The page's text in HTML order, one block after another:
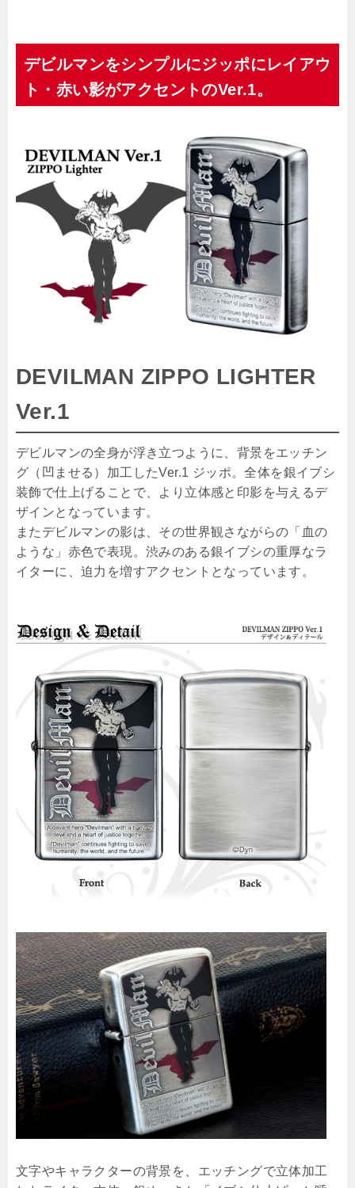
デビルマンをシンプルにジッポにレイアウ
ト・赤い影がアクセントのVer.1。
DEVILMAN ZIPPO LIGHTER
Ver.1
デビルマンの全身が浮き立つように、背景をエッチン
グ（凹ませる）加工したVer.1 ジッポ。全体を銀イブシ
装飾で仕上げることで、より立体感と印影を与えるデ
ザインとなっています。
またデビルマンの影は、その世界観さながらの「血の
ような」赤色で表現。渋みのある銀イブシの重厚なラ
イターに、迫力を増すアクセントとなっています。
文字やキャラクターの背景を、エッチングで立体加工